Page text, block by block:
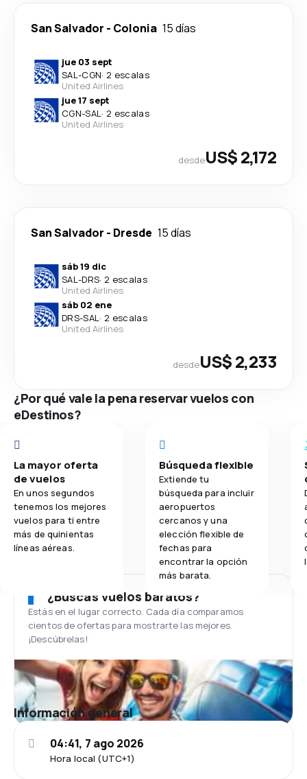
San Salvador - Colonia 15 días
jue 03 sept
SAL-CGN· 2 escalas
United Airlines
jue 17 sept
CGN-SAL· 2 escalas
United Airlines
desdeUS$ 2,172
San Salvador - Dresde 15 días
sáb 19 dic
SAL-DRS· 2 escalas
United Airlines
sáb 02 ene
DRS-SAL· 2 escalas
United Airlines
desdeUS$ 2,233
¿Por qué vale la pena reservar vuelos con
eDestinos?
La mayor oferta
de vuelos
En unos segundos
tenemos los mejores
vuelos para ti entre
más de quinientas
líneas aéreas.
Búsqueda flexible
Extiende tu
búsqueda para incluir
aeropuertos
cercanos y una
elección flexible de
fechas para
encontrar la opción
más barata.
¿Buscas vuelos baratos?
Estás en el lugar correcto. Cada día comparamos
cientos de ofertas para mostrarte las mejores.
¡Descúbrelas!
Información general
Hora local (UTC+1)
04:41, 7 ago 2026